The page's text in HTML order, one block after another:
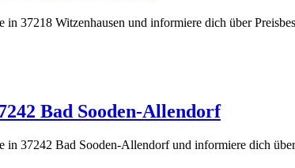
in 37218 Witzenhausen und informiere dich über
Bad Sooden-Allendorf
in 37242 Bad Sooden-Allendorf und informiere dich